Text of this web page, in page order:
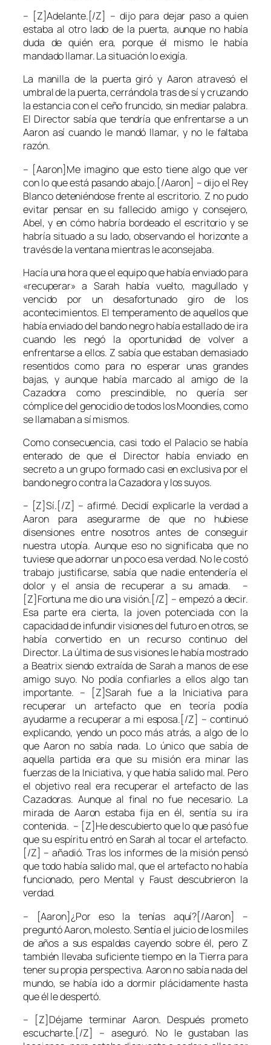
– [Z]Adelante.[/Z] – dijo para dejar paso a quien
estaba al otro lado de la puerta, aunque no había
duda de quién era, porque él mismo le había
mandado llamar. La situación lo exigía.
La manilla de la puerta giró y Aaron atravesó el
umbral de la puerta, cerrándola tras de sí y cruzando
la estancia con el ceño fruncido, sin mediar palabra.
El Director sabía que tendría que enfrentarse a un
Aaron así cuando le mandó llamar, y no le faltaba
razón.
– [Aaron]Me imagino que esto tiene algo que ver
con lo que está pasando abajo.[/Aaron] – dijo el Rey
Blanco deteniéndose frente al escritorio. Z no pudo
evitar pensar en su fallecido amigo y consejero,
Abel, y en cómo habría bordeado el escritorio y se
habría situado a su lado, observando el horizonte a
través de la ventana mientras le aconsejaba.
Hacía una hora que el equipo que había enviado para
«recuperar» a Sarah había vuelto, magullado y
vencido por un desafortunado giro de los
acontecimientos. El temperamento de aquellos que
había enviado del bando negro había estallado de ira
cuando les negó la oportunidad de volver a
enfrentarse a ellos. Z sabía que estaban demasiado
resentidos como para no esperar unas grandes
bajas, y aunque había marcado al amigo de la
Cazadora como prescindible, no quería ser
cómplice del genocidio de todos los Moondies, como
se llamaban a sí mismos.
Como consecuencia, casi todo el Palacio se había
enterado de que el Director había enviado en
secreto a un grupo formado casi en exclusiva por el
bando negro contra la Cazadora y los suyos.
– [Z]Sí.[/Z] – afirmé. Decidí explicarle la verdad a
Aaron para asegurarme de que no hubiese
disensiones entre nosotros antes de conseguir
nuestra utopía. Aunque eso no significaba que no
tuviese que adornar un poco esa verdad. No le costó
trabajo justificarse, sabía que nadie entendería el
dolor y el ansia de recuperar a su amada. –
[Z]Fortuna me dio una visión.[/Z] – empezó a decir.
Esa parte era cierta, la joven potenciada con la
capacidad de infundir visiones del futuro en otros, se
había convertido en un recurso continuo del
Director. La última de sus visiones le había mostrado
a Beatrix siendo extraída de Sarah a manos de ese
amigo suyo. No podía confiarles a ellos algo tan
importante. – [Z]Sarah fue a la Iniciativa para
recuperar un artefacto que en teoría podía
ayudarme a recuperar a mi esposa.[/Z] – continuó
explicando, yendo un poco más atrás, a algo de lo
que Aaron no sabía nada. Lo único que sabía de
aquella partida era que su misión era minar las
fuerzas de la Iniciativa, y que había salido mal. Pero
el objetivo real era recuperar el artefacto de las
Cazadoras. Aunque al final no fue necesario. La
mirada de Aaron estaba fija en él, sentía su ira
contenida. – [Z]He descubierto que lo que pasó fue
que su espíritu entró en Sarah al tocar el artefacto.
[/Z] – añadió. Tras los informes de la misión pensó
que todo había salido mal, que el artefacto no había
funcionado, pero Mental y Faust descubrieron la
verdad.
– [Aaron]¿Por eso la tenías aquí?[/Aaron] –
preguntó Aaron, molesto. Sentía el juicio de los miles
de años a sus espaldas cayendo sobre él, pero Z
también llevaba suficiente tiempo en la Tierra para
tener su propia perspectiva. Aaron no sabía nada del
mundo, se había ido a dormir plácidamente hasta
que él le despertó.
– [Z]Déjame terminar Aaron. Después prometo
escucharte.[/Z] – aseguró. No le gustaban las